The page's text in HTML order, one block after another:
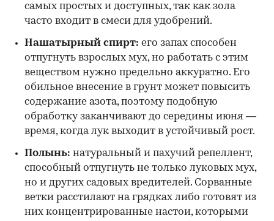
самых простых и доступных, так как зола
часто входит в смеси для удобрений.
Нашатырный спирт: его запах способен
отпугнуть взрослых мух, но работать с этим
веществом нужно предельно аккуратно. Его
обильное внесение в грунт может повысить
содержание азота, поэтому подобную
обработку заканчивают до середины июня —
время, когда лук выходит в устойчивый рост.
Полынь: натуральный и пахучий репеллент,
способный отпугнуть не только луковых мух,
но и других садовых вредителей. Сорванные
ветки расстилают на грядках либо готовят из
них концентрированные настои, которыми